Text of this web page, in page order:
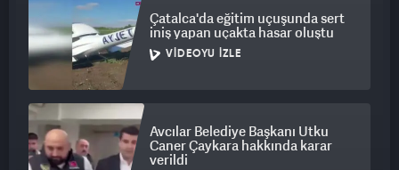
Çatalca'da eğitim uçuşunda sert
iniş yapan uçakta hasar oluştu
VIDEOYU İZLE
Avcılar Belediye Başkanı Utku
Caner Çaykara hakkında karar
verildi